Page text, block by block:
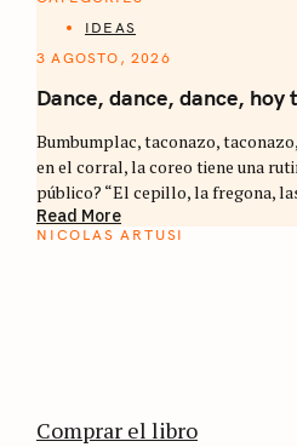
IDEAS
3 AGOSTO, 2026
Dance, dance, dance, hoy
Bumbumplac, taconazo,
en el corral, la coreo tiene una
público? “El cepillo, la fregona,
Read More
NICOLAS ARTUSI
Comprar el libro